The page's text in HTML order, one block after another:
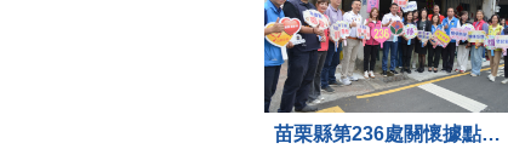
苗栗縣第236處關懷據點在苗栗市維祥里揭牌